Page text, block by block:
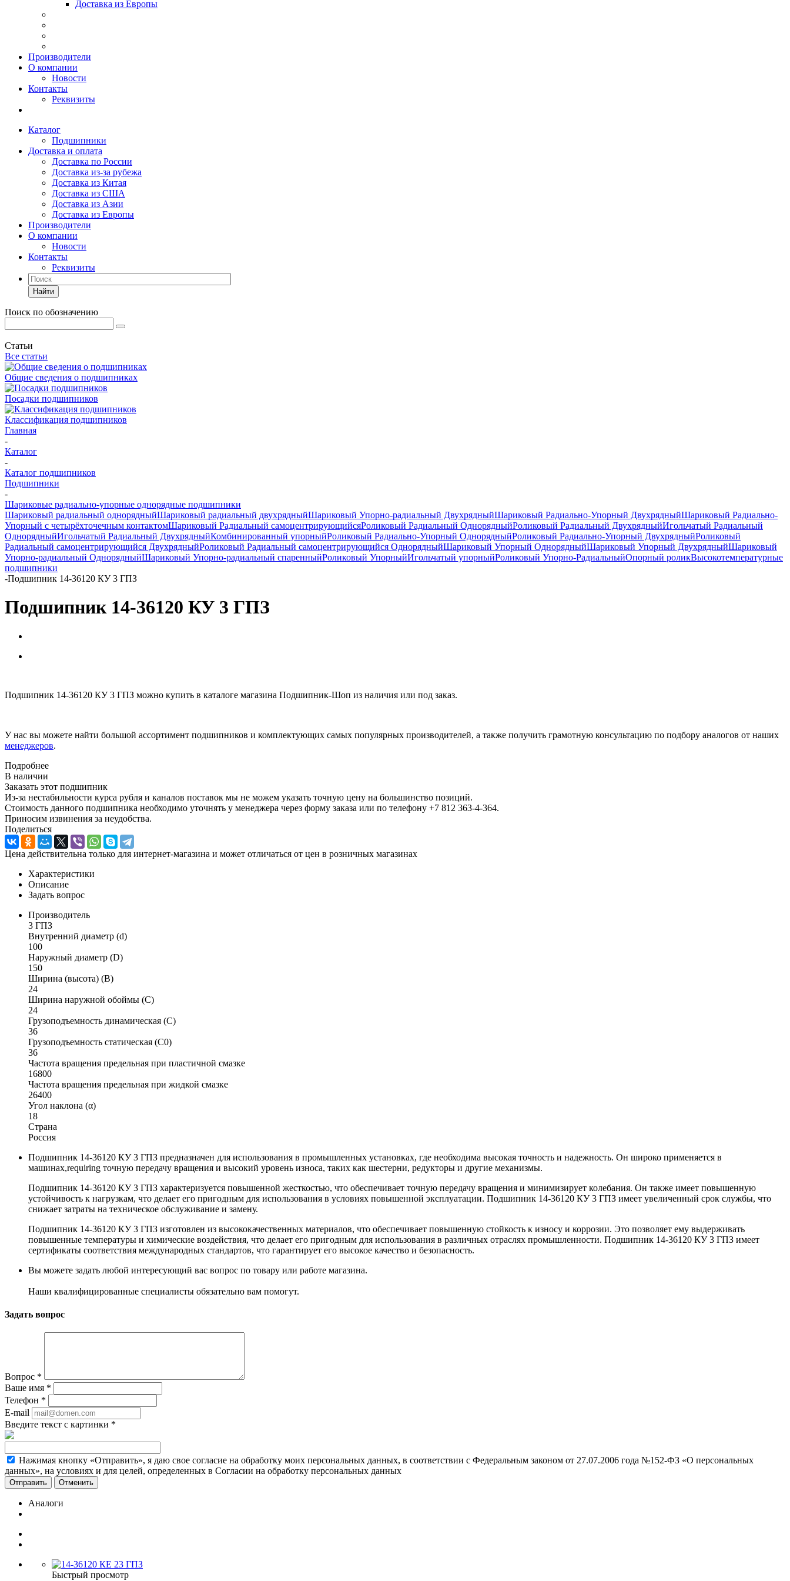
Доставка из Европы
Производители
О компании
Новости
Контакты
Реквизиты
Каталог
Подшипники
Доставка и оплата
Доставка по России
Доставка из-за рубежа
Доставка из Китая
Доставка из США
Доставка из Азии
Доставка из Европы
Производители
О компании
Новости
Контакты
Реквизиты
Найти
Поиск по обозначению
Статьи
Все статьи
Общие сведения о подшипниках
Посадки подшипников
Классификация подшипников
Главная
-
Каталог
-
Каталог подшипников
Подшипники
-
Шариковые радиально-упорные однорядные подшипники
Шариковый радиальный однорядныйШариковый радиальный двухрядныйШариковый Упорно-радиальный ДвухрядныйШариковый Радиально-Упорный ДвухрядныйШариковый Радиально-
Упорный с четырёхточечным контактомШариковый Радиальный самоцентрирующийсяРоликовый Радиальный ОднорядныйРоликовый Радиальный ДвухрядныйИгольчатый Радиальный
ОднорядныйИгольчатый Радиальный ДвухрядныйКомбинированный упорныйРоликовый Радиально-Упорный ОднорядныйРоликовый Радиально-Упорный ДвухрядныйРоликовый
Радиальный самоцентрирующийся ДвухрядныйРоликовый Радиальный самоцентрирующийся ОднорядныйШариковый Упорный ОднорядныйШариковый Упорный ДвухрядныйШариковый
Упорно-радиальный ОднорядныйШариковый Упорно-радиальный спаренныйРоликовый УпорныйИгольчатый упорныйРоликовый Упорно-РадиальныйОпорный роликВысокотемпературные
подшипники
-Подшипник 14-36120 КУ 3 ГПЗ
Подшипник 14-36120 КУ 3 ГПЗ
Подшипник 14-36120 КУ 3 ГПЗ можно купить в каталоге магазина Подшипник-Шоп из наличия или под заказ.
У нас вы можете найти большой ассортимент подшипников и комплектующих самых популярных производителей, а также получить грамотную консультацию по подбору аналогов от наших
менеджеров.
Подробнее
В наличии
Заказать этот подшипник
Из-за нестабильности курса рубля и каналов поставок мы не можем указать точную цену на большинство позиций.
Стоимость данного подшипника необходимо уточнять у менеджера через форму заказа или по телефону +7 812 363-4-364.
Приносим извинения за неудобства.
Поделиться
Цена действительна только для интернет-магазина и может отличаться от цен в розничных магазинах
Характеристики
Описание
Задать вопрос
Производитель
3 ГПЗ
Внутренний диаметр (d)
100
Наружный диаметр (D)
150
Ширина (высота) (B)
24
Ширина наружной обоймы (C)
24
Грузоподъемность динамическая (C)
36
Грузоподъемность статическая (C0)
36
Частота вращения предельная при пластичной смазке
16800
Частота вращения предельная при жидкой смазке
26400
Угол наклона (α)
18
Страна
Россия
Подшипник 14-36120 КУ 3 ГПЗ предназначен для использования в промышленных установках, где необходима высокая точность и надежность. Он широко применяется в
машинах,requiring точную передачу вращения и высокий уровень износа, таких как шестерни, редукторы и другие механизмы.
Подшипник 14-36120 КУ 3 ГПЗ характеризуется повышенной жесткостью, что обеспечивает точную передачу вращения и минимизирует колебания. Он также имеет повышенную
устойчивость к нагрузкам, что делает его пригодным для использования в условиях повышенной эксплуатации. Подшипник 14-36120 КУ 3 ГПЗ имеет увеличенный срок службы, что
снижает затраты на техническое обслуживание и замену.
Подшипник 14-36120 КУ 3 ГПЗ изготовлен из высококачественных материалов, что обеспечивает повышенную стойкость к износу и коррозии. Это позволяет ему выдерживать
повышенные температуры и химические воздействия, что делает его пригодным для использования в различных отраслях промышленности. Подшипник 14-36120 КУ 3 ГПЗ имеет
сертификаты соответствия международных стандартов, что гарантирует его высокое качество и безопасность.
Вы можете задать любой интересующий вас вопрос по товару или работе магазина.
Наши квалифицированные специалисты обязательно вам помогут.
Задать вопрос
Вопрос *
Ваше имя *
Телефон *
E-mail
Введите текст с картинки *
Нажимая кнопку «Отправить», я даю свое согласие на обработку моих персональных данных, в соответствии с Федеральным законом от 27.07.2006 года №152-ФЗ «О персональных
данных», на условиях и для целей, определенных в Согласии на обработку персональных данных
Отменить
Аналоги
Быстрый просмотр